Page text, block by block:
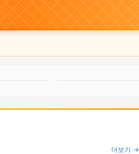
더보기 →